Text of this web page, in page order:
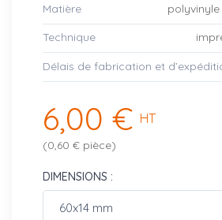
Matière
Technique
Délais de fabrication et
6,00 € HT
(0,60 € pièce)
DIMENSIONS :